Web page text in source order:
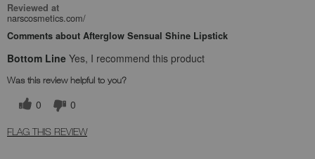
Reviewed at
narscosmetics.com/
Comments about Afterglow Sensual Shine Lipstick
Bottom Line Yes, I recommend this product
Was this review helpful to you?
0 0
FLAG THIS REVIEW